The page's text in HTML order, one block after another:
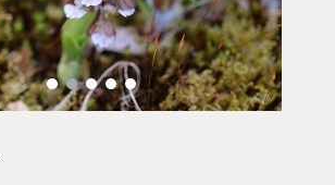
文字のどんと祭の案内と当日の
様子：場所は下文字自治会館